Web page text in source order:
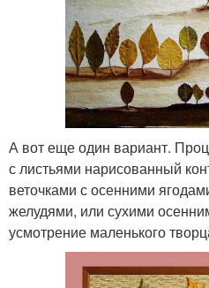
А вот еще один вариант.
с листьями нарисованный
веточками с осенними
желудями, или сухими
усмотрение маленького